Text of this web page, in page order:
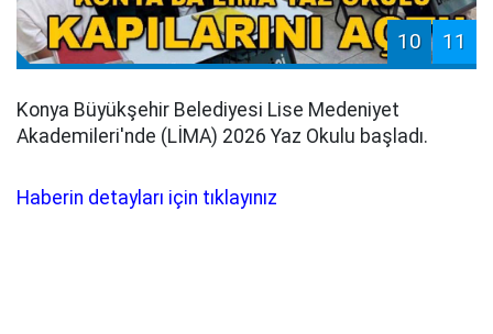
10 11
Konya Büyükşehir Belediyesi Lise Medeniyet
Akademileri'nde (LİMA) 2026 Yaz Okulu başladı.
Haberin detayları için tıklayınız